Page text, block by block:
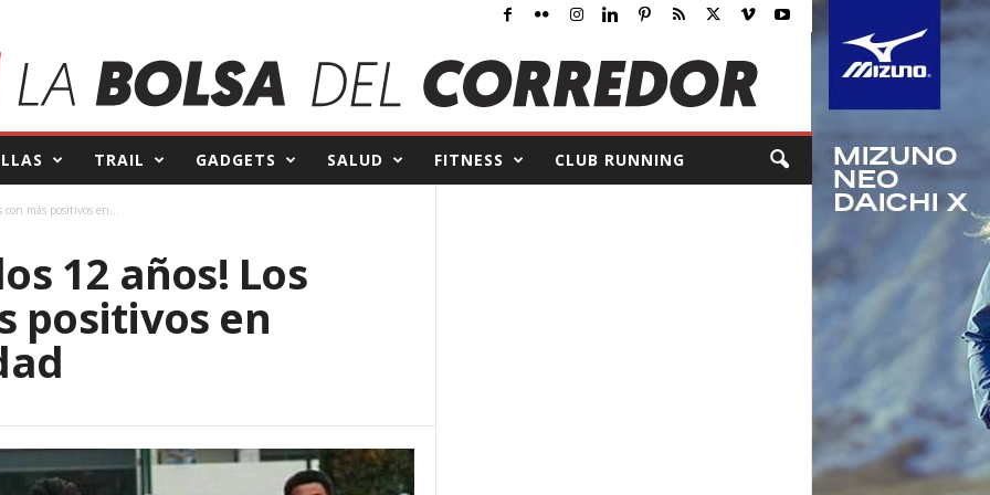
TRAIL GADGETS SALUD FITNESS CLUB RUNNING
con más positivos en...
12 años! Los
positivos en